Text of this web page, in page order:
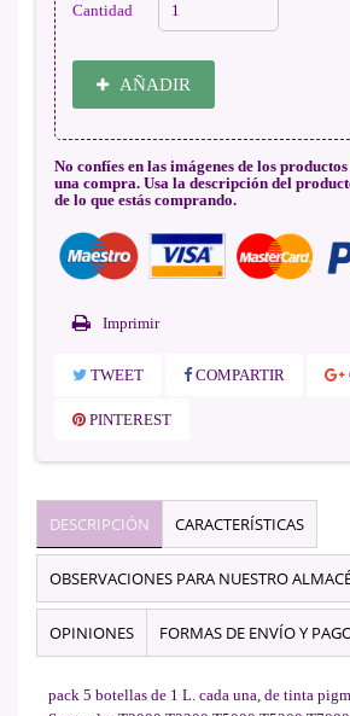
Cantidad
AÑADIR
No confíes en las imágenes de los
una compra. Usa la descripción del
de lo que estás comprando.
Imprimir
TWEET COMPARTIR
PINTEREST
DESCRIPCIÓN CARACTERÍSTICAS
OBSERVACIONES PARA NUESTRO
OPINIONES FORMAS DE ENVÍO Y
pack 5 botellas de 1 L. cada una, de tinta